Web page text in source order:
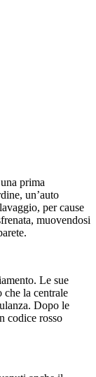
prima
un’auto
per cause
muovendosi
Le sue
che la centrale
Dopo le
codice rosso